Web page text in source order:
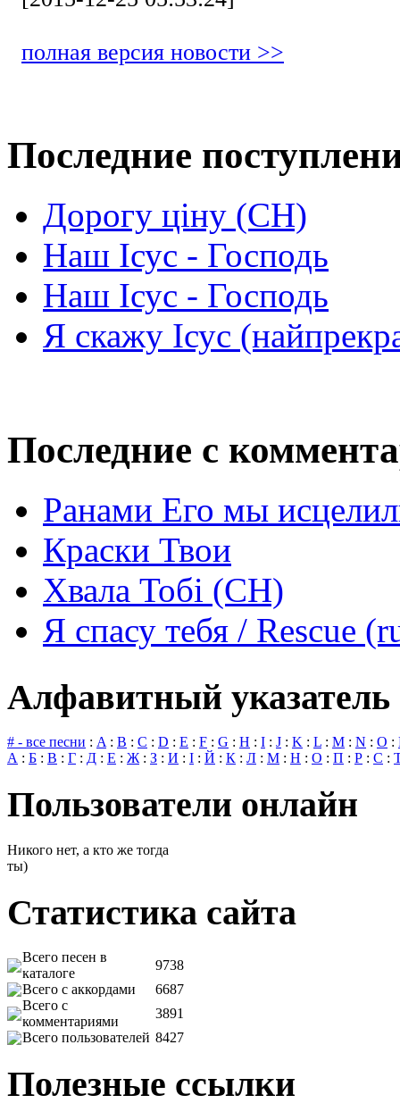
полная версия новости >>
Последние
Дорогу ціну (СН)
Наш Ісус - Господь
Наш Ісус - Господь
Я скажу Ісус
Последние с
Ранами Его мы
Краски Твои
Хвала Тобі (СН)
Я спасу тебя / Rescue
Алфавитный указатель
# - все песни : A: B : C : D : E : F : G : H : I : J : K : L : M : N : O :
А : Б : В : Г : Д : Е : Ж: З : И : І : Й : К : Л : М : Н : О : П : Р : С :
Пользователи онлайн
Никого нет, а кто же тогда
ты)
Статистика сайта
Всего песен в
каталоге
9738
Всего с аккордами
6687
Всего с
комментариями
3891
Всего пользователей 8427
Полезные ссылки